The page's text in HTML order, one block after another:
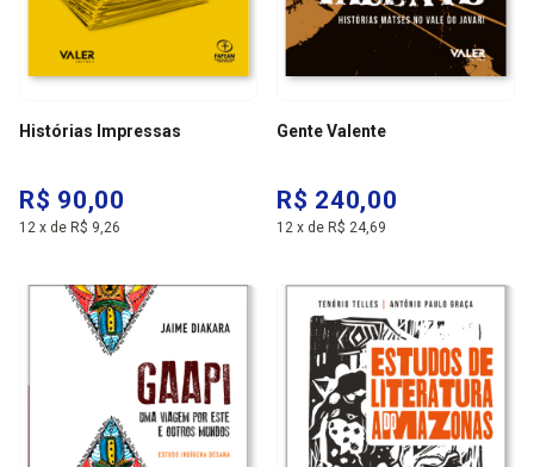
Histórias Impressas
R$ 90,00
12 x de R$ 9,26
Gente Valente
R$ 240,00
12 x de R$ 24,69